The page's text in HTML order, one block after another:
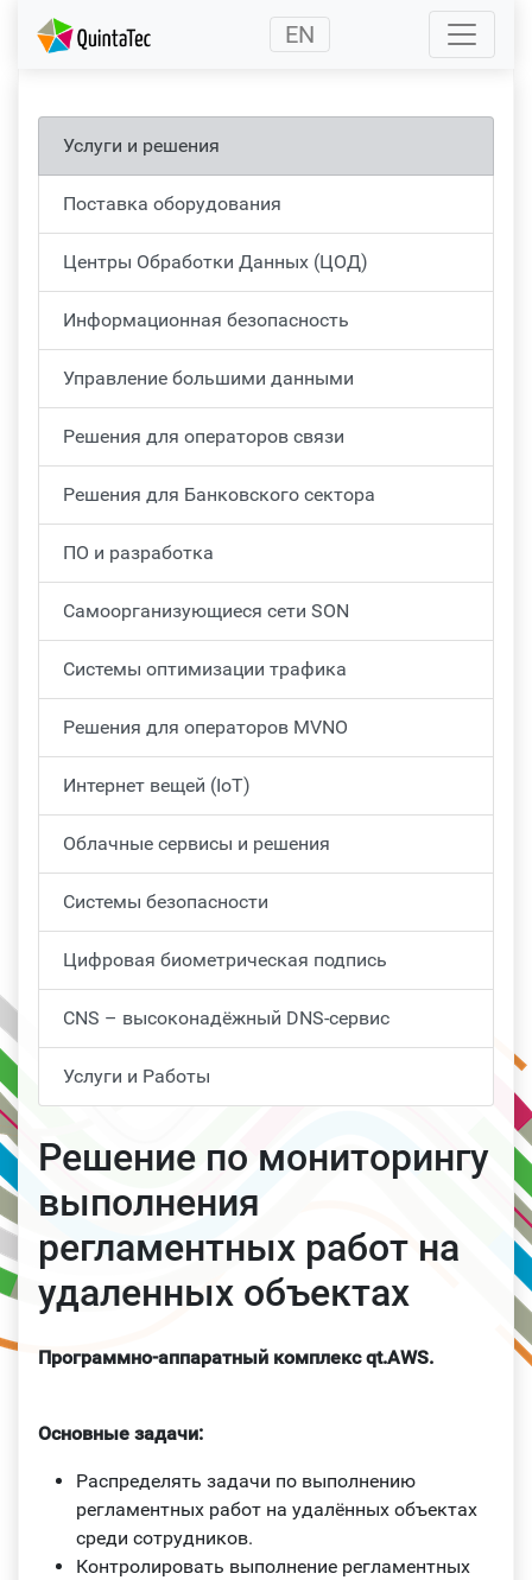
(current) EN
Услуги и решения
Поставка оборудования
Центры Обработки Данных (ЦОД)
Информационная безопасность
Управление большими данными
Решения для операторов связи
Решения для Банковского сектора
ПО и разработка
Самоорганизующиеся сети SON
Системы оптимизации трафика
Решения для операторов MVNO
Интернет вещей (IoT)
Облачные сервисы и решения
Системы безопасности
Цифровая биометрическая подпись
CNS – высоконадёжный DNS-сервис
Услуги и Работы
Решение по мониторингу
выполнения
регламентных работ на
удаленных объектах
Программно-аппаратный комплекс qt.AWS.
Основные задачи:
Распределять задачи по выполнению
регламентных работ на удалённых объектах
среди сотрудников.
Контролировать выполнение регламентных